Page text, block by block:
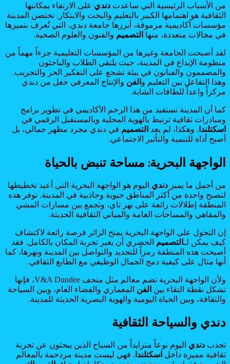
من الأسباب الرئيسية التي ساعدت دندي على الارتقاء بمكانتها
الثقافية هو اهتمامها الكبير بالتعليم والبحث والابتكار. تحتضن المدينة
مؤسسات أكاديمية مرموقة، أبرزها جامعة دندي، التي تُعرف بتميزها
في مجالات متعددة، منها التصميم والفنون والعلوم الصحية.
لقد أصبحت الجامعة وغيرها من المؤسسات التعليمية جزءاً مهماً من
منظومة الإبداع في المدينة، حيث يلتقي الطلاب والباحثون
والمصممون والفنانون في بيئة تشجع على التفكير الحر والتجريب.
وهذا التفاعل بين التعليم و الفن والإنتاج المعرفي جعل من دندي
مركزاً واعداً للطاقات الشابة.
كما أن المدينة تستفيد من هذا الزخم الأكاديمي في تطوير برامج
ومبادرات ثقافية ترتبط بالهوية المحلية وبالمستقبل الرقمي في
اسكتلندا . وهكذا، لم يعد التصميم في دندي مجرد مظهر جمالي، بل
أصبح أداة للتنمية والتأثير الاجتماعي.
الواجهة البحرية: مساحة تنبض بالحياة
من أجمل ما يميز دندي اليوم هو الواجهة البحرية التي أعيد تخطيطها
لتصبح واحدة من أكثر المناطق حيوية وجاذبية في المدينة. توفر هذه
المنطقة إطلالات رائعة على نهر تاي، وتجمع بين مسارات المشي
والمقاهي والمساحات العامة والمباني الثقافية الحديثة.
إن التجول على الواجهة البحرية يمنح الزائر فرصة رائعة لاكتشاف
كيف يمكن لـالتصميم الحضري أن يغير تجربة المكان بالكامل. فقد
أصبحت هذه المنطقة رمزاً للتجديد والتواصل بين المدينة ونهرها، كما
أنها مثال على كيفية دمج الجمال الوظيفي مع الطابع الثقافي.
ولأن الواجهة البحرية تضم معالم مثل متحف V&A Dundee، فإنها
تشكل نقطة التقاء بين الفن المعماري والفضاء العام، وبين السياحة
والثقافة، وبين الحياة اليومية والهوية البصرية الحديثة للمدينة.
دندي والسياحة الثقافية
تجذب دندي اليوم نوعاً متزايداً من السياح الذين يبحثون عن تجربة
ثقافية مميزة داخل اسكتلندا . فهي ليست مدينة مزدحمة بالمعالم